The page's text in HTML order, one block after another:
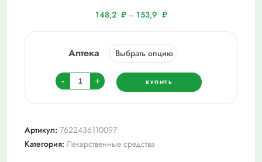
148,2 ₽ – 153,9 ₽
Аптека
-
Количество
товара
Сотагексал
таб.
№
+ КУПИТЬ
Артикул: 7622436110097
Категория: Лекарственные средства